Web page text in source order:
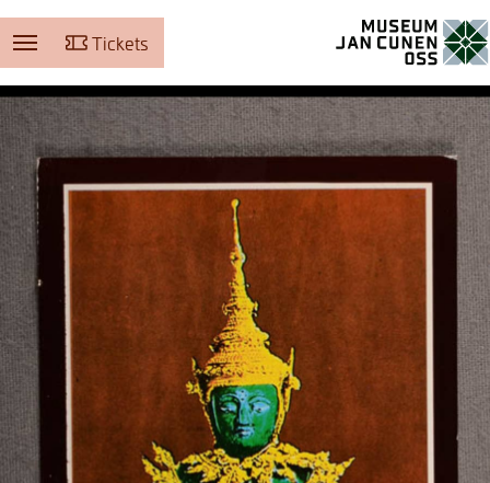
Tickets